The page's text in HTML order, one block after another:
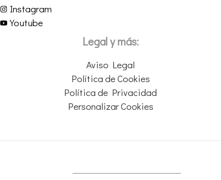
Instagram
Youtube
Legal y más:
Aviso Legal
Política de Cookies
Política de Privacidad
Personalizar Cookies